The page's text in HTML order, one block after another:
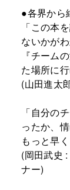
●各界から
「この本
ないかがわ
『チーム
た場所に行
(山田進太
「自分の
ったか、
もっと早
(岡田武史
ナー)